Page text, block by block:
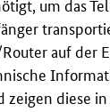
um das
Routerauf der
zeigen diese